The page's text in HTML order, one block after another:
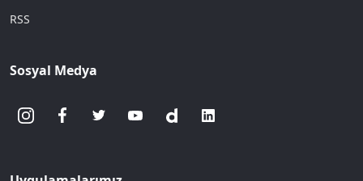
RSS
Sosyal Medya